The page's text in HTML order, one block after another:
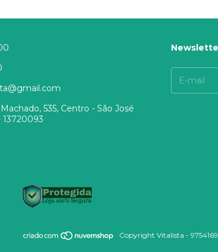
535, Centro - São José
13720093
Copyright Vitalista -